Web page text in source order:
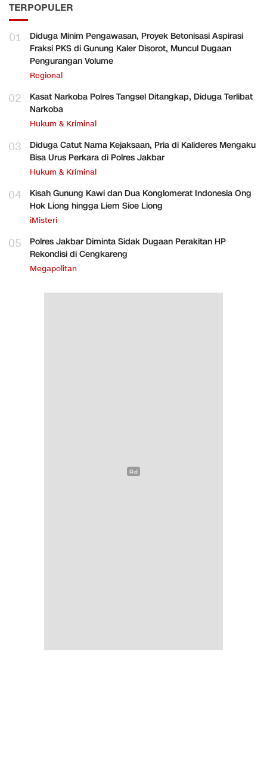
TERPOPULER
01
Diduga Minim Pengawasan, Proyek Betonisasi Aspirasi
Fraksi PKS di Gunung Kaler Disorot, Muncul Dugaan
Pengurangan Volume
Regional
02
Kasat Narkoba Polres Tangsel Ditangkap, Diduga Terlibat
Narkoba
Hukum & Kriminal
03
Diduga Catut Nama Kejaksaan, Pria di Kalideres Mengaku
Bisa Urus Perkara di Polres Jakbar
Hukum & Kriminal
04
Kisah Gunung Kawi dan Dua Konglomerat Indonesia Ong
Hok Liong hingga Liem Sioe Liong
iMisteri
05
Polres Jakbar Diminta Sidak Dugaan Perakitan HP
Rekondisi di Cengkareng
Megapolitan